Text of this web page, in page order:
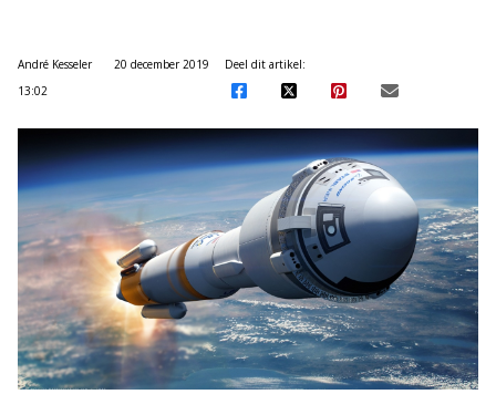
André Kesseler
20 december 2019
13:02
Deel dit artikel: